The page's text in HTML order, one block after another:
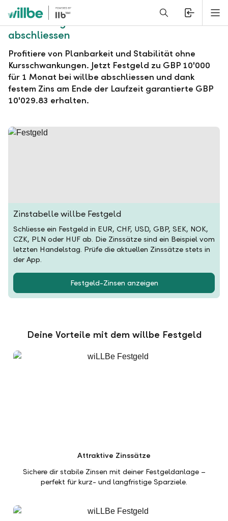
Alerts.Headline
willbe Festgeld zu GBP 10'000 für 1 Monat
abschliessen
Profitiere von Planbarkeit und Stabilität ohne
Kursschwankungen. Jetzt Festgeld zu GBP 10'000
für 1 Monat bei willbe abschliessen und dank
festem Zins am Ende der Laufzeit garantierte GBP
10'029.83 erhalten.
Zinstabelle willbe Festgeld
Schliesse ein Festgeld in EUR, CHF, USD, GBP, SEK, NOK,
CZK, PLN oder HUF ab. Die Zinssätze sind ein Beispiel vom
letzten Handelstag. Prüfe die aktuellen Zinssätze stets in
der App.
Festgeld-Zinsen anzeigen
Deine Vorteile mit dem willbe Festgeld
Attraktive Zinssätze
Sichere dir stabile Zinsen mit deiner Festgeldanlage –
perfekt für kurz- und langfristige Sparziele.